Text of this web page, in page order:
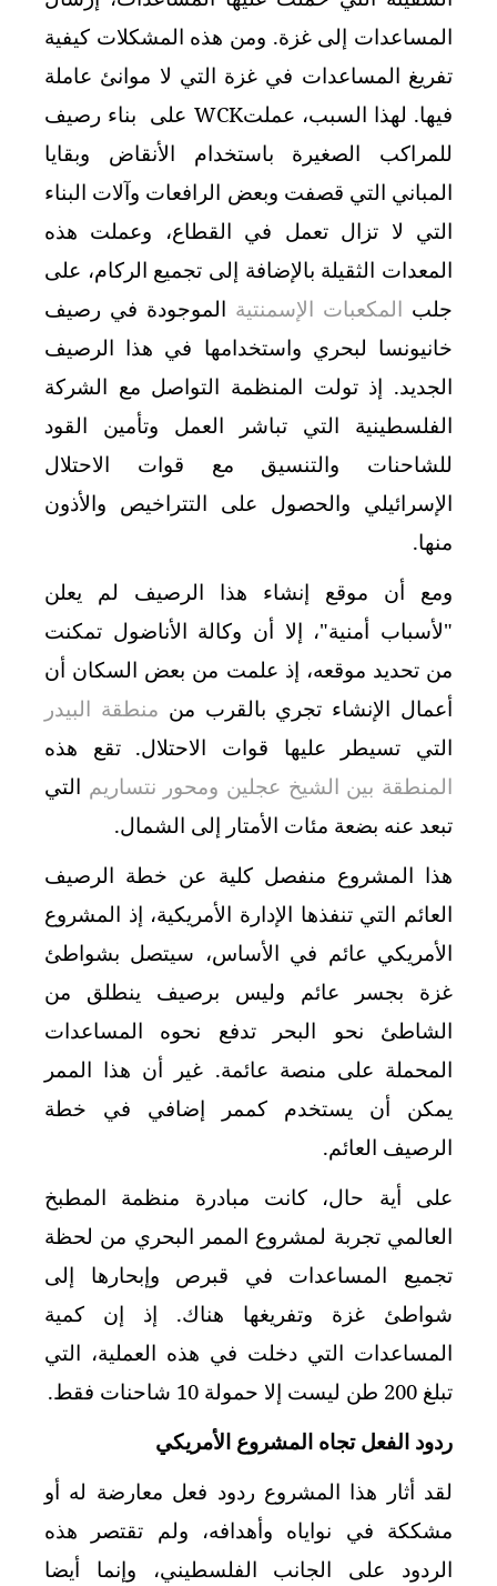
المساعدات إلى غزة. ومن هذه المشكلات كيفية
تفريغ المساعدات في غزة التي لا موانئ عاملة
فيها. لهذا السبب، عملتWCK على بناء رصيف
للمراكب الصغيرة باستخدام الأنقاض وبقايا
المباني التي قصفت وبعض الرافعات وآلات البناء
التي لا تزال تعمل في القطاع، وعملت هذه
المعدات الثقيلة بالإضافة إلى تجميع الركام، على
جلب المكعبات الإسمنتية الموجودة في رصيف
خانيونسا لبحري واستخدامها في هذا الرصيف
الجديد. إذ تولت المنظمة التواصل مع الشركة
الفلسطينية التي تباشر العمل وتأمين القود
للشاحنات والتنسيق مع قوات الاحتلال
الإسرائيلي والحصول على التتراخيص والأذون
منها.
ومع أن موقع إنشاء هذا الرصيف لم يعلن
"لأسباب أمنية"، إلا أن وكالة الأناضول تمكنت
من تحديد موقعه، إذ علمت من بعض السكان أن
أعمال الإنشاء تجري بالقرب من منطقة البيدر
التي تسيطر عليها قوات الاحتلال. تقع هذه
المنطقة بين الشيخ عجلين ومحور نتساريم التي
تبعد عنه بضعة مئات الأمتار إلى الشمال.
هذا المشروع منفصل كلية عن خطة الرصيف
العائم التي تنفذها الإدارة الأمريكية، إذ المشروع
الأمريكي عائم في الأساس، سيتصل بشواطئ
غزة بجسر عائم وليس برصيف ينطلق من
الشاطئ نحو البحر تدفع نحوه المساعدات
المحملة على منصة عائمة. غير أن هذا الممر
يمكن أن يستخدم كممر إضافي في خطة
الرصيف العائم.
على أية حال، كانت مبادرة منظمة المطبخ
العالمي تجربة لمشروع الممر البحري من لحظة
تجميع المساعدات في قبرص وإبحارها إلى
شواطئ غزة وتفريغها هناك. إذ إن كمية
المساعدات التي دخلت في هذه العملية، التي
تبلغ 200 طن ليست إلا حمولة 10 شاحنات فقط.
ردود الفعل تجاه المشروع الأمريكي
لقد أثار هذا المشروع ردود فعل معارضة له أو
مشككة في نواياه وأهدافه، ولم تقتصر هذه
الردود على الجانب الفلسطيني، وإنما أيضا